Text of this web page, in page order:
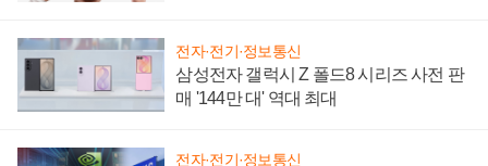
전자·전기·정보통신
삼성전자 갤럭시 Z 폴드8 시리즈 사전 판
매 '144만 대' 역대 최대
전자·전기·정보통신